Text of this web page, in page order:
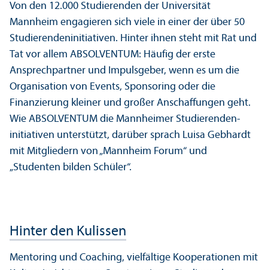
Von den 12.000 Studierenden der Universität
Mannheim engagieren sich viele in einer der über 50
Studierenden­initiativen. Hinter ihnen steht mit Rat und
Tat vor allem ABSOLVENTUM: Häufig der erste
Ansprech­partner und Impulsgeber, wenn es um die
Organisation von Events, Sponsoring oder die
Finanzierung kleiner und großer Anschaffungen geht.
Wie ABSOLVENTUM die Mannheimer Studierenden­
initiativen unter­stützt, darüber sprach Luisa Gebhardt
mit Mitgliedern von „Mannheim Forum“ und
„Studenten bilden Schüler“.
Hinter den Kulissen
Mentoring und Coaching, vielfältige Kooperationen mit